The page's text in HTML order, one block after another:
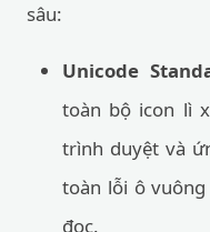
sâu:
Unicode
toàn bộ icon lì
trình duyệt và
toàn lỗi ô
đọc.